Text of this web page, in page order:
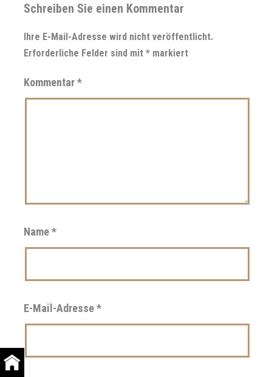
Schreiben Sie einen Kommentar
Ihre E-Mail-Adresse wird nicht veröffentlicht.
Erforderliche Felder sind mit * markiert
Kommentar*
Name*
E-Mail-Adresse*